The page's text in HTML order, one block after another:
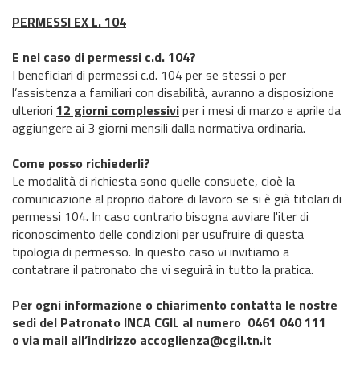
PERMESSI EX L. 104
E nel caso di permessi c.d. 104?
I beneficiari di permessi c.d. 104 per se stessi o per
l’assistenza a familiari con disabilità, avranno a disposizione
ulteriori 12 giorni complessiviper i mesi di marzo e aprile da
aggiungere ai 3 giorni mensili dalla normativa ordinaria.
Come posso richiederli?
Le modalità di richiesta sono quelle consuete, cioè la
comunicazione al proprio datore di lavoro se si è già titolari di
permessi 104. In caso contrario bisogna avviare l'iter di
riconoscimento delle condizioni per usufruire di questa
tipologia di permesso. In questo caso vi invitiamo a
contatrare il patronato che vi seguirà in tutto la pratica.
Per ogni informazione o chiarimento contatta le nostre
sedi del Patronato INCA CGIL al numero 0461 040 111
o via mail all’indirizzo accoglienza@cgil.tn.it